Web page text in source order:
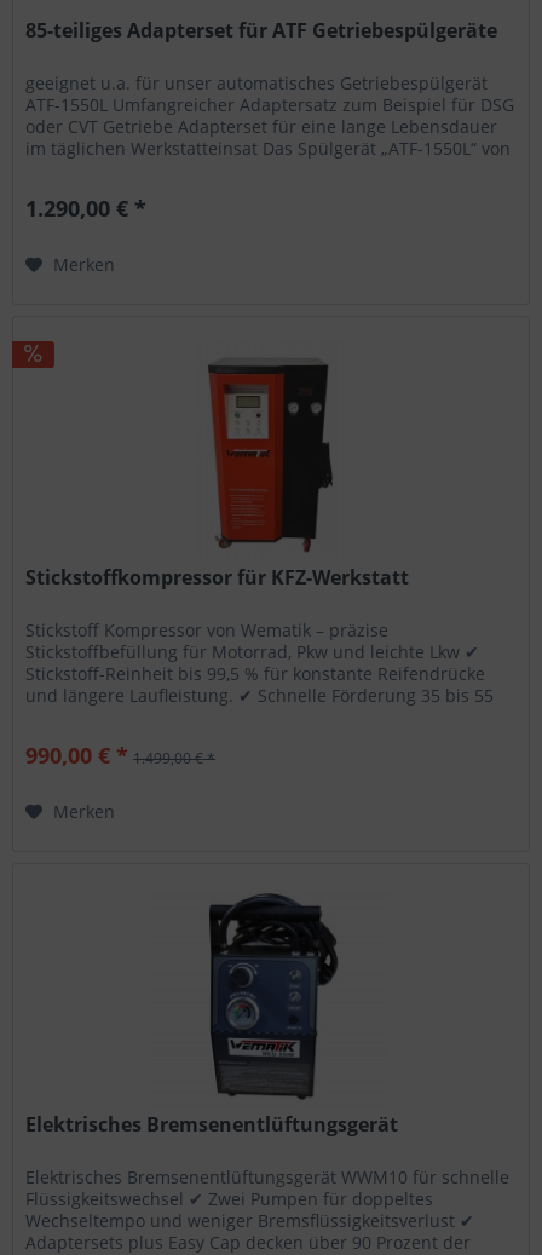
85-teiliges Adapterset für ATF Getriebespülgeräte
geeignet u.a. für unser automatisches Getriebespülgerät
ATF-1550L Umfangreicher Adaptersatz zum Beispiel für DSG
oder CVT Getriebe Adapterset für eine lange Lebensdauer
im täglichen Werkstatteinsat Das Spülgerät „ATF-1550L“ von
1.290,00 € *
Merken
Stickstoffkompressor für KFZ-Werkstatt
Stickstoff Kompressor von Wematik – präzise
Stickstoffbefüllung für Motorrad, Pkw und leichte Lkw ✔
Stickstoff-Reinheit bis 99,5 % für konstante Reifendrücke
und längere Laufleistung. ✔ Schnelle Förderung 35 bis 55
990,00 € * 1.499,00 € *
Merken
Elektrisches Bremsenentlüftungsgerät
Elektrisches Bremsenentlüftungsgerät WWM10 für schnelle
Flüssigkeitswechsel ✔ Zwei Pumpen für doppeltes
Wechseltempo und weniger Bremsflüssigkeitsverlust ✔
Adaptersets plus Easy Cap decken über 90 Prozent der